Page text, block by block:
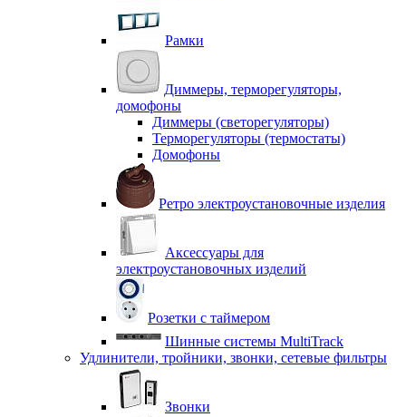
Рамки
Диммеры, терморегуляторы,
домофоны
Диммеры (светорегуляторы)
Терморегуляторы (термостаты)
Домофоны
Ретро электроустановочные изделия
Аксессуары для
электроустановочных изделий
Розетки с таймером
Шинные системы MultiTrack
Удлинители, тройники, звонки, сетевые фильтры
Звонки